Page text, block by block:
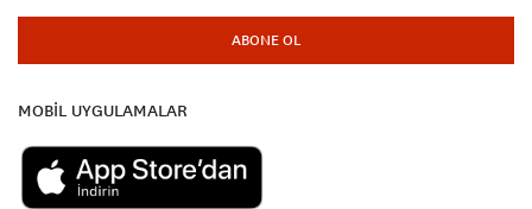
ABONE OL
MOBİL UYGULAMALAR